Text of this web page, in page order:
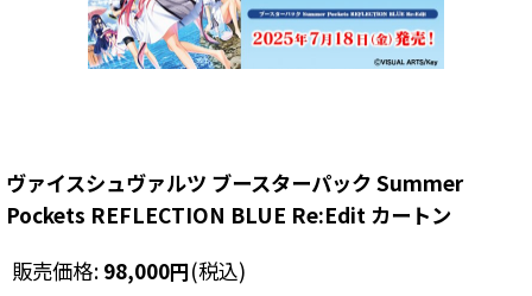
ヴァイスシュヴァルツ ブースターパック Summer
Pockets REFLECTION BLUE Re:Edit カートン
販売価格: 98,000円(税込)